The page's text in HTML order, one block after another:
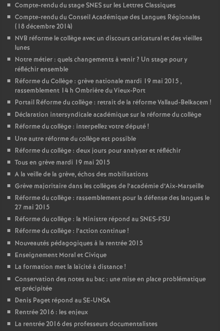
Compte-rendu du stage SNES sur les Lettres Classiques
Compte-rendu du Conseil Académique des Langues Régionales
(18 décembre 2014)
NVB réforme le collège avec un discours caricatural et des vieilles
lunes
Notre métier : quels changements à venir? Un stage pour y
réfléchir ensemble
Réforme du Collège : grève nationale mardi 19 mai 2015 ,
rassemblement 14 h Ombrière du Vieux-Port
Portail Réforme du collège : retrait de la réforme Vallaud-Belkacem !
Déclaration intersyndicale académique sur la réforme du collège
Réforme du collège : interpellez votre député!
Une autre réforme du collège est possible
Réforme du collège : deux jours pour analyser et réfléchir
Tous en grève mardi 19 mai 2015
A la veille de la grève, échos des mobilisations
Grève majoritaire dans les collèges de l’académie d’Aix-Marseille
Réforme du collège : rassemblement pour la défense des langues le
27 mai 2015
Réforme du collège : la Ministre répond au SNES-FSU
Réforme du collège : l’action continue!
Nouveautés pédagogiques à la rentrée 2015
Enseignement Moral et Civique
La formation met la laïcité à distance!
Conservation des notes au bac : une mise en place problématique
et précipitée
Denis Paget répond au SE-UNSA
Rentrée 2016 : les enjeux
La rentrée 2016 des professeurs documentalistes